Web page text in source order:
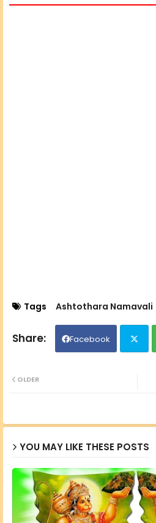
Tags Ashtothara Namavali
Facebook
OLDER
YOU MAY LIKE THESE POSTS